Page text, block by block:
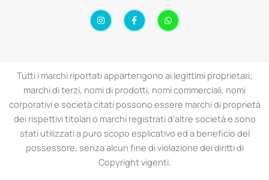
I
n
s
a
m
F
a
c
-
f
W
h
a
p
Tutti i marchi riportati appartengono ai legittimi proprietari;
marchi di terzi, nomi di prodotti, nomi commerciali, nomi
corporativi e società citati possono essere marchi di proprietà
dei rispettivi titolari o marchi registrati d’altre società e sono
stati utilizzati a puro scopo esplicativo ed a beneficio del
possessore, senza alcun fine di violazione dei diritti di
Copyright vigenti.